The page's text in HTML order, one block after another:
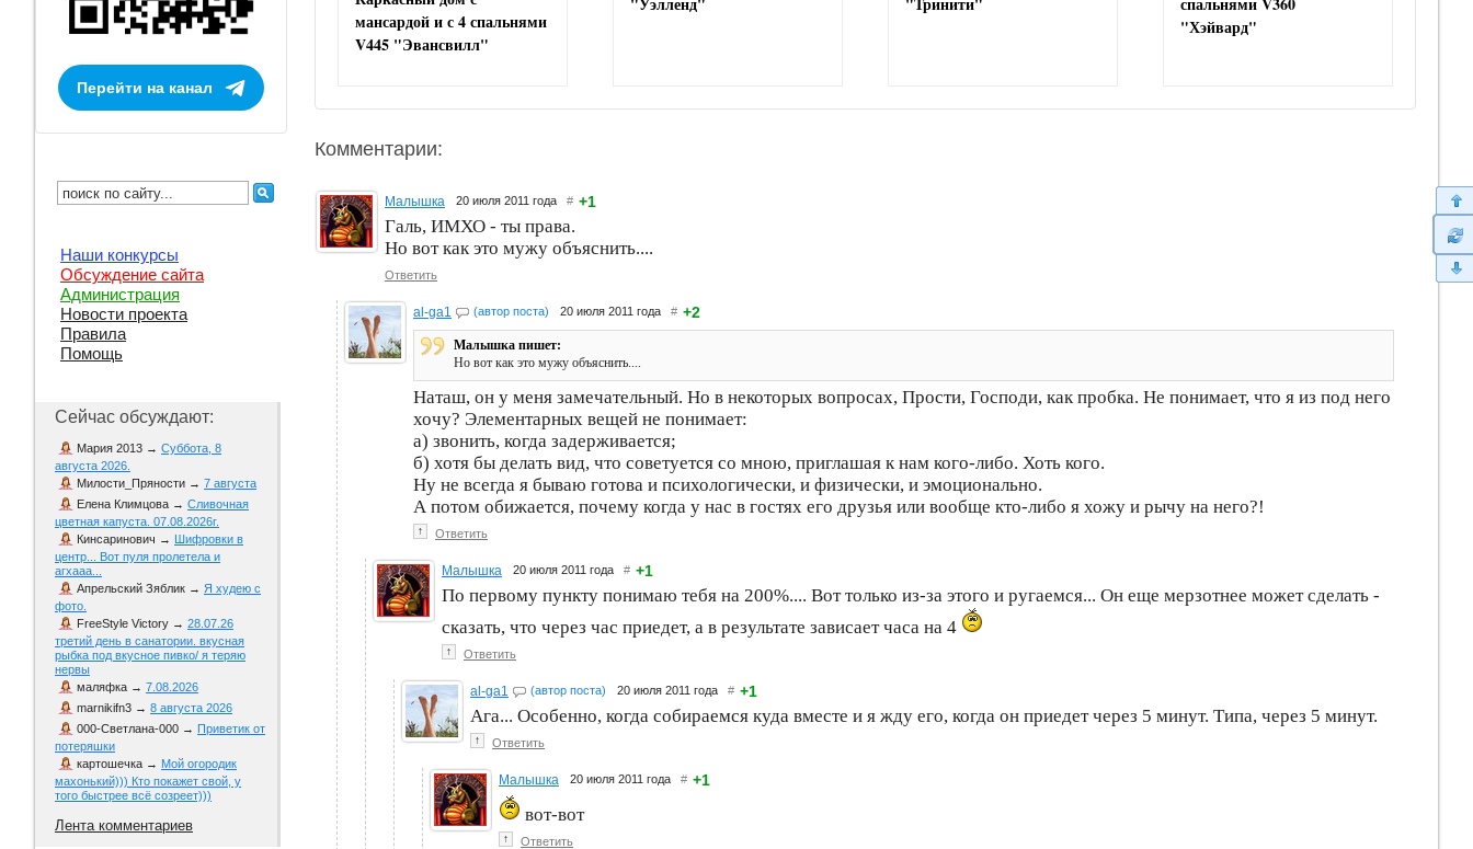
мансардой и с 4 спальнями
V445 "Эвансвилл"
"Хэйвард"
Комментарии:
Малышка 20 июля 2011 года # +1
Галь, ИМХО - ты права.
Но вот как это мужу объяснить....
Ответить
al-ga1 (автор поста) 20 июля 2011 года # +2
Малышка пишет:
Но вот как это мужу объяснить....
Наташ, он у меня замечательный. Но в некоторых вопросах, Прости, Господи, как пробка. Не понимает, что я из под него
хочу? Элементарных вещей не понимает:
а) звонить, когда задерживается;
б) хотя бы делать вид, что советуется со мною, приглашая к нам кого-либо. Хоть кого.
Ну не всегда я бываю готова и психологически, и физически, и эмоционально.
А потом обижается, почему когда у нас в гостях его друзья или вообще кто-либо я хожу и рычу на него?!
↑ Ответить
Малышка 20 июля 2011 года # +1
По первому пункту понимаю тебя на 200%.... Вот только из-за этого и ругаемся... Он еще мерзотнее может сделать -
сказать, что через час приедет, а в результате зависает часа на 4
↑ Ответить
al-ga1 (автор поста) 20 июля 2011 года # +1
Ага... Особенно, когда собираемся куда вместе и я жду его, когда он приедет через 5 минут. Типа, через 5 минут.
↑ Ответить
Малышка 20 июля 2011 года # +1
вот-вот
↑ Ответить
Перейти на канал
Наши конкурсы
Обсуждение сайта
Администрация
Новости проекта
Правила
Помощь
Сейчас обсуждают:
Мария 2013 → Суббота, 8
августа 2026.
Милости_Пряности → 7 августа
Елена Климцова → Сливочная
цветная капуста. 07.08.2026г.
Кинсаринович → Шифровки в
центр... Вот пуля пролетела и
агхааа...
Апрельский Зяблик → Я худею с
фото.
FreeStyle Victory → 28.07.26
третий день в санатории. вкусная
рыбка под вкусное пивко/ я теряю
нервы
маляфка → 7.08.2026
marnikifn3 → 8 августа 2026
000-Светлана-000 → Приветик от
потеряшки
картошечка → Мой огородик
махонький))) Кто покажет свой, у
того быстрее всё созреет)))
Лента комментариев